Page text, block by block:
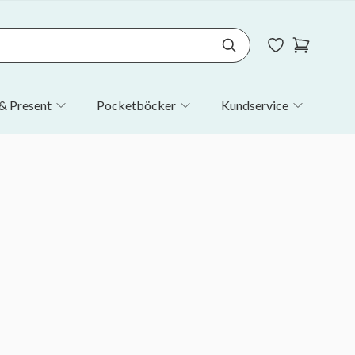
Present Pocketböcker Kundservice